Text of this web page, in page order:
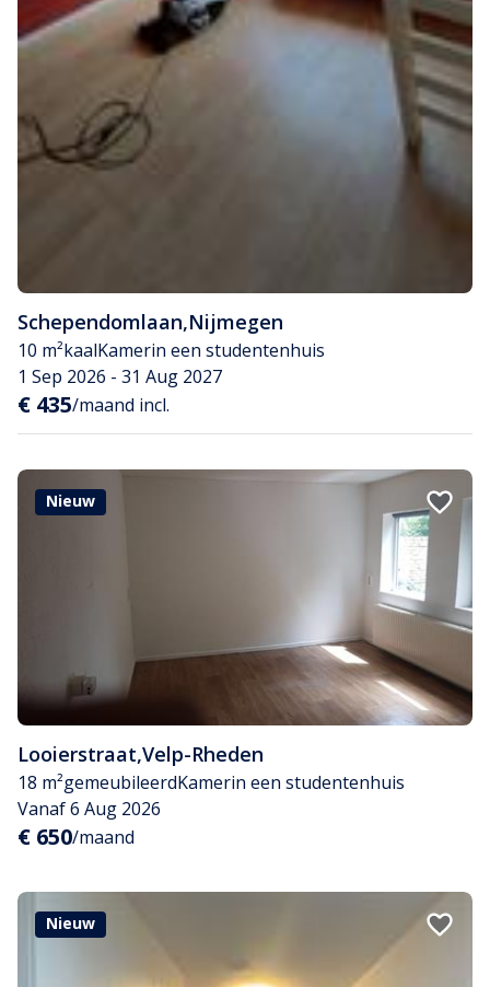
Schependomlaan,Nijmegen
10 m²kaalKamerin een studentenhuis
1 Sep 2026 - 31 Aug 2027
€ 435/maand incl.
Nieuw
Looierstraat,Velp-Rheden
18 m²gemeubileerdKamerin een studentenhuis
Vanaf 6 Aug 2026
€ 650/maand
Nieuw